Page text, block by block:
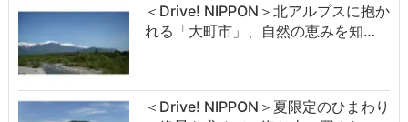
＜Drive! NIPPON＞北アルプスに抱か
れる「大町市」、自然の恵みを知…
＜Drive! NIPPON＞夏限定のひまわり